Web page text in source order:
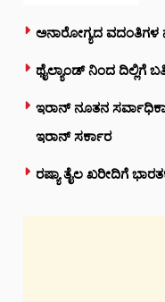
ಅನಾರೋಗ್ಯದ
ಥೈಲ್ಯಾಂಡ್ ನಿಂದ ದಿಲ್ಲಿಗೆ
ಇರಾನ್ ನೂತನ
ಇರಾನ್ ಸರ್ಕಾರ
ರಷ್ಯಾ ತೈಲ ಖರೀದಿಗೆ